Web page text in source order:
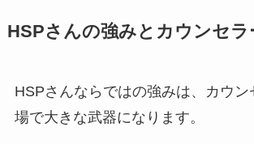
HSPさんの強みとカウンセラ
HSPさんならではの強みは、カウン
場で大きな武器になります。